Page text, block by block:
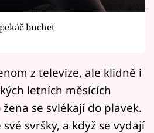
Vary
buchet
z televize, ale klidně i
letních měsících
se svlékají do plavek.
svršky, a když se vydají